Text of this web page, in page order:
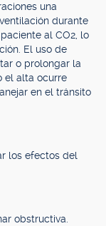
una
durante
al CO2, lo
El uso de
o prolongar la
el alta ocurre
en el tránsito
los efectos del
obstructiva.